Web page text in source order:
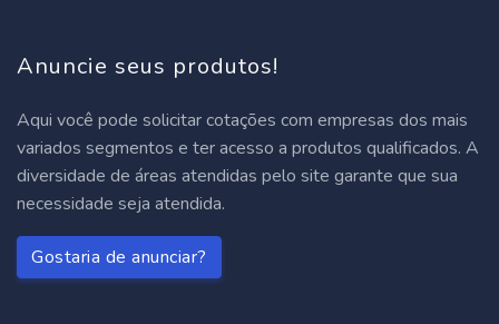
Anuncie seus produtos!
Aqui você pode solicitar cotações com empresas dos mais
variados segmentos e ter acesso a produtos qualificados. A
diversidade de áreas atendidas pelo site garante que sua
necessidade seja atendida.
Gostaria de anunciar?